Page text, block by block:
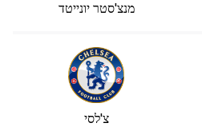
מנצ'סטר יונייטד
צ'לסי